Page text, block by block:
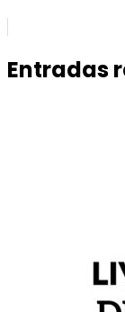
Entradas